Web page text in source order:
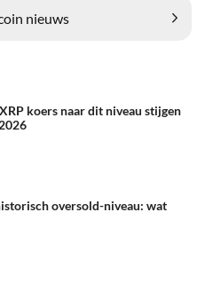
nieuws
koers naar dit niveau stijgen
oversold-niveau: wat